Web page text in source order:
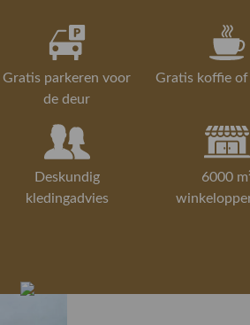
Gratis parkeren voor
de deur
Gratis koffie
Deskundig
kledingadvies
6000